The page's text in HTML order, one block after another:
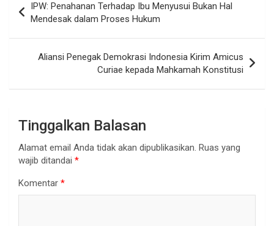
pos
IPW: Penahanan Terhadap Ibu Menyusui Bukan Hal
Mendesak dalam Proses Hukum
Aliansi Penegak Demokrasi Indonesia Kirim Amicus
Curiae kepada Mahkamah Konstitusi
Tinggalkan Balasan
Alamat email Anda tidak akan dipublikasikan. Ruas yang
wajib ditandai *
Komentar *